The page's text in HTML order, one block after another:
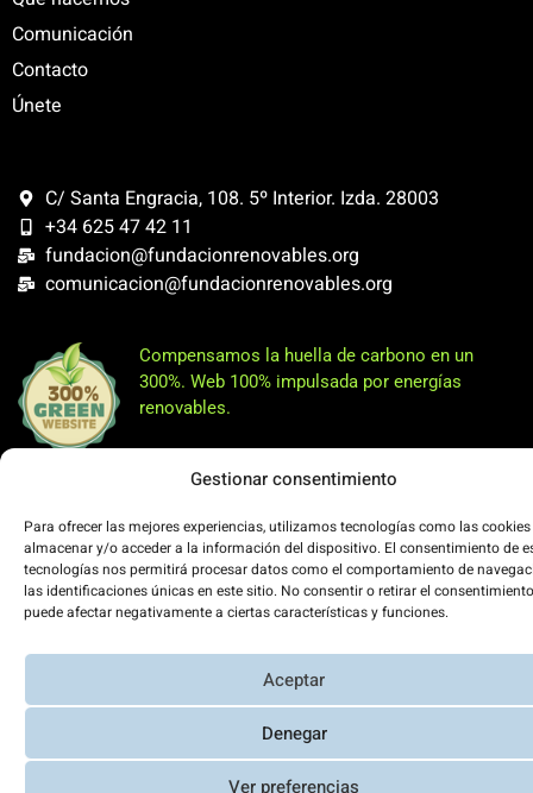
Gestionar consentimiento
Para ofrecer las mejores experiencias, utilizamos tecnologías como las
almacenar y/o acceder a la información del dispositivo. El consentimiento de
tecnologías nos permitirá procesar datos como el comportamiento de
las identificaciones únicas en este sitio. No consentir o retirar el
puede afectar negativamente a ciertas características y funciones.
Aceptar
Denegar
Ver preferencias
Comunicación
Contacto
Únete
C/ Santa Engracia, 108. 5º Interior. Izda. 28003
+34 625 47 42 11
fundacion@fundacionrenovables.org
comunicacion@fundacionrenovables.org
Compensamos la huella de carbono en un
300%. Web 100% impulsada por energías
renovables.
Aviso Legal y Política de Privacidad| Transparencia
Diseño web
Richard Casares